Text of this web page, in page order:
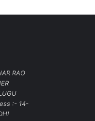
RAO
:- 14-